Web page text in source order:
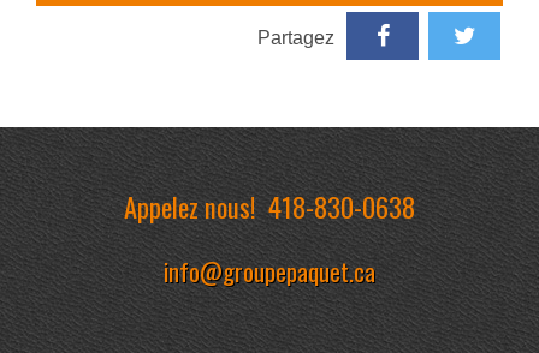
Partagez
Appelez nous!418-830-0638
info@groupepaquet.ca